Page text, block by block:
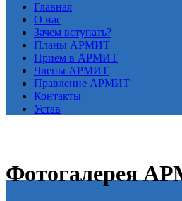
Главная
О нас
Зачем вступать?
Планы АРМИТ
Прием в АРМИТ
Члены АРМИТ
Правление АРМИТ
Контакты
Устав
Фотогалерея